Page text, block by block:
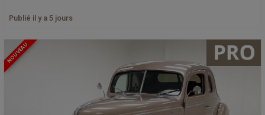
Publié il y a 5 jours
NOUVEAU